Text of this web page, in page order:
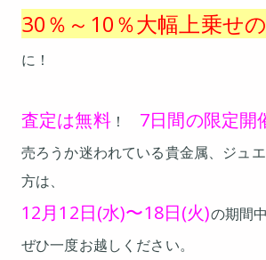
30％～10％大幅上乗せ
に！
査定は無料！ 7日間の限定開
売ろうか迷われている貴金属、ジュ
方は、
12月12日(水)〜18日(火)の期間
ぜひ一度お越しください。